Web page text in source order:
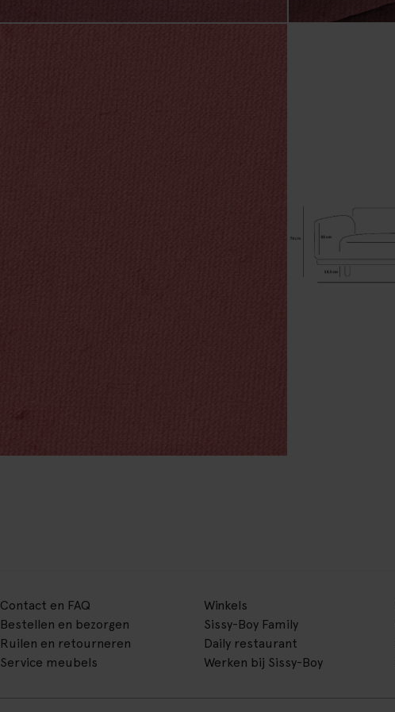
Contact en FAQ
Bestellen en bezorgen
Ruilen en retourneren
Service meubels
Winkels
Sissy-Boy Family
Daily restaurant
Werken bij Sissy-Boy